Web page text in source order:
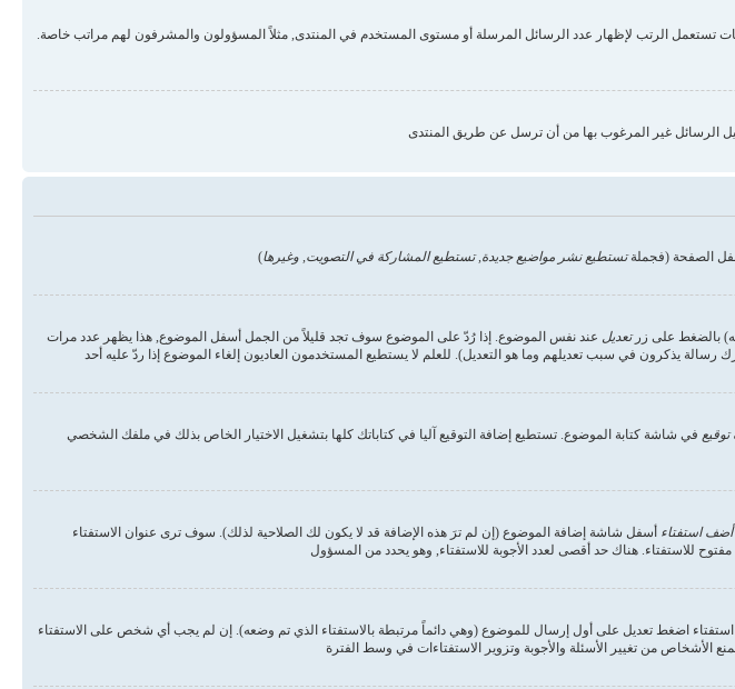
تستعمل الرتب لإظهار عدد الرسائل المرسلة أو مستوى المستخدم في المنتدى, مثلاً المسؤولون والمشرفون لهم مراتب خاصة.
الرسائل غير المرغوب بها من أن ترسل عن طريق المنتدى
الصفحة (فجملةتستطيع نشر مواضيع جديدة, تستطيع المشاركة في التصويت, وغيرها)
بالضغط على زرتعديل عند نفس الموضوع. إذا رُدّ على الموضوع سوف تجد قليلاً من الجمل أسفل الموضوع, هذا يظهر عدد مرات
يذكرون في سبب تعديلهم وما هو التعديل). للعلم لا يستطيع المستخدمون العاديون إلغاء الموضوع إذا ردّ عليه أحد
في شاشة كتابة الموضوع. تستطيع إضافة التوقيع آليا في كتاباتك كلها بتشغيل الاختيار الخاص بذلك في ملفك الشخصي
أضف استفتاء أسفل شاشة إضافة الموضوع (إن لم ترَ هذه الإضافة قد لا يكون لك الصلاحية لذلك). سوف ترى عنوان الاستفتاء
للاستفتاء. هناك حد أقصى لعدد الأجوبة للاستفتاء, وهو يحدد من المسؤول
استفتاء اضغط تعديل على أول إرسال للموضوع (وهي دائماً مرتبطة بالاستفتاء الذي تم وضعه). إن لم يجب أي شخص على الاستفتاء
الأشخاص من تغيير الأسئلة والأجوبة وتزوير الاستفتاءات في وسط الفترة